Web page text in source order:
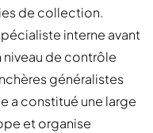
de collection.
interne avant
niveau de contrôle
généralistes
a constitué une large
et organise